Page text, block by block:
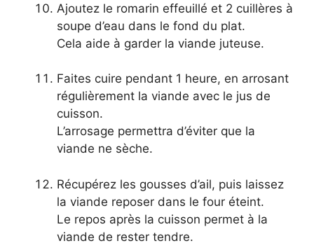
Ajoutez le romarin effeuillé et 2 cuillères à
soupe d’eau dans le fond du plat.
Cela aide à garder la viande juteuse.
Faites cuire pendant 1 heure, en arrosant
régulièrement la viande avec le jus de
cuisson.
L’arrosage permettra d’éviter que la
viande ne sèche.
Récupérez les gousses d’ail, puis laissez
la viande reposer dans le four éteint.
Le repos après la cuisson permet à la
viande de rester tendre.